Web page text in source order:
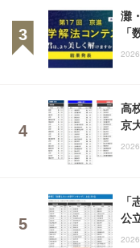
灘
「
高
京
公